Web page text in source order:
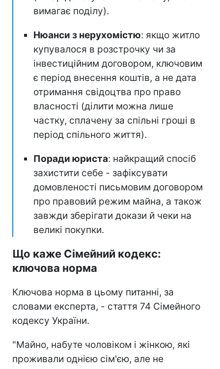
вимагає поділу).
Нюанси з нерухомістю: якщо житло
купувалося в розстрочку чи за
інвестиційним договором, ключовим
є період внесення коштів, а не дата
отримання свідоцтва про право
власності (ділити можна лише
частку, сплачену за спільні гроші в
період спільного життя).
Поради юриста: найкращий спосіб
захистити себе - зафіксувати
домовленості письмовим договором
про правовий режим майна, а також
завжди зберігати докази й чеки на
великі покупки.
Що каже Сімейний кодекс:
ключова норма
Ключова норма в цьому питанні, за
словами експерта, - стаття 74 Сімейного
кодексу України.
"Майно, набуте чоловіком і жінкою, які
проживали однією сім'єю, але не